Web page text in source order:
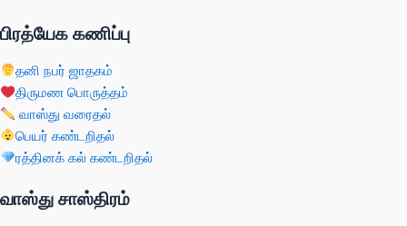
பிரத்யேக கணிப்பு
தனி நபர் ஜாதகம்
திருமண பொருத்தம்
வாஸ்து வரைதல்
பெயர் கண்டறிதல்
ரத்தினக் கல் கண்டறிதல்
வாஸ்து சாஸ்திரம்